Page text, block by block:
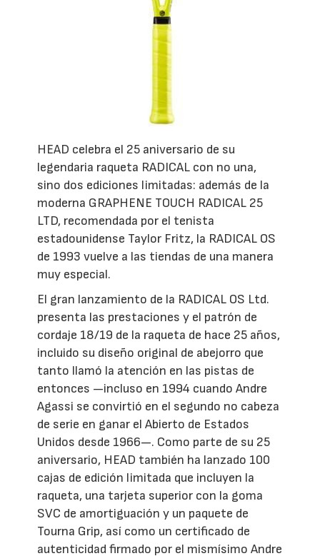
HEAD celebra el 25 aniversario de su
legendaria raqueta RADICAL con no una,
sino dos ediciones limitadas: además de la
moderna GRAPHENE TOUCH RADICAL 25
LTD, recomendada por el tenista
estadounidense Taylor Fritz, la RADICAL OS
de 1993 vuelve a las tiendas de una manera
muy especial.
El gran lanzamiento de la RADICAL OS Ltd.
presenta las prestaciones y el patrón de
cordaje 18/19 de la raqueta de hace 25 años,
incluido su diseño original de abejorro que
tanto llamó la atención en las pistas de
entonces —incluso en 1994 cuando Andre
Agassi se convirtió en el segundo no cabeza
de serie en ganar el Abierto de Estados
Unidos desde 1966—. Como parte de su 25
aniversario, HEAD también ha lanzado 100
cajas de edición limitada que incluyen la
raqueta, una tarjeta superior con la goma
SVC de amortiguación y un paquete de
Tourna Grip, así como un certificado de
autenticidad firmado por el mismísimo Andre